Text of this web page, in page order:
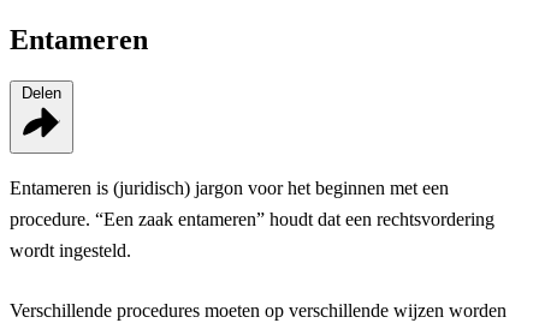
Entameren
Entameren is (juridisch) jargon voor het beginnen met een
procedure. “Een zaak entameren” houdt dat een rechtsvordering
wordt ingesteld.
Verschillende procedures moeten op verschillende wijzen worden